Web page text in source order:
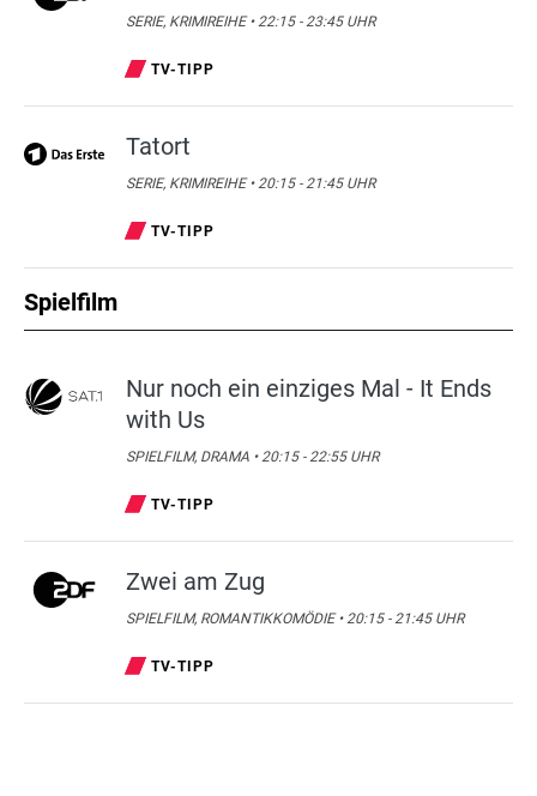
SERIE, KRIMIREIHE • 22:15 - 23:45 UHR
TV-TIPP
Tatort
SERIE, KRIMIREIHE • 20:15 - 21:45 UHR
TV-TIPP
Spielfilm
Nur noch ein einziges Mal - It Ends
with Us
SPIELFILM, DRAMA • 20:15 - 22:55 UHR
TV-TIPP
Zwei am Zug
SPIELFILM, ROMANTIKKOMÖDIE • 20:15 - 21:45 UHR
TV-TIPP